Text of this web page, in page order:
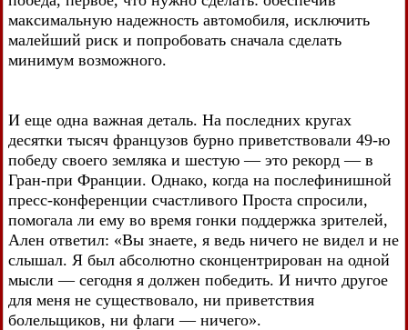
максимальную надежность автомобиля, исключить
малейший риск и попробовать сначала сделать
минимум возможного.
И еще одна важная деталь. На последних кругах
десятки тысяч французов бурно приветствовали 49-ю
победу своего земляка и шестую — это рекорд — в
Гран-при Франции. Однако, когда на послефинишной
пресс-конференции счастливого Проста спросили,
помогала ли ему во время гонки поддержка зрителей,
Ален ответил: «Вы знаете, я ведь ничего не видел и не
слышал. Я был абсолютно сконцентрирован на одной
мысли — сегодня я должен победить. И ничто другое
для меня не существовало, ни приветствия
болельщиков, ни флаги — ничего».